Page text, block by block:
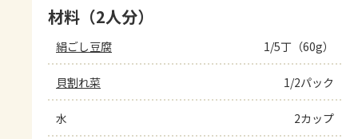
材料（2人分）
絹ごし豆腐 1/5丁（60g）
貝割れ菜 1/2パック
水 2カップ